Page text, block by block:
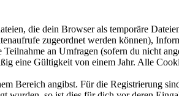
die dein Browser als temporäre
zugeordnet werden können),
an Umfragen (sofern du nicht
eine Gültigkeit von einem Jahr. Alle
Bereich angibst. Für die Registrierung